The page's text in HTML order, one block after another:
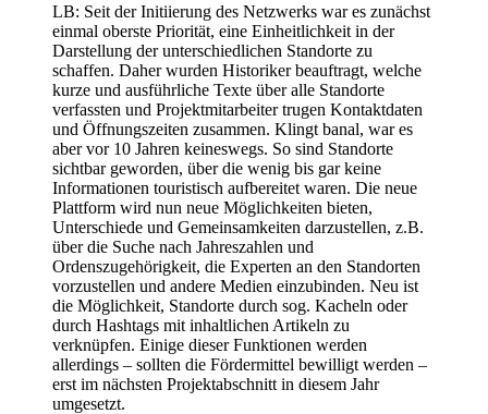
LB: Seit der Initiierung des Netzwerks war es zunächst
einmal oberste Priorität, eine Einheitlichkeit in der
Darstellung der unterschiedlichen Standorte zu
schaffen. Daher wurden Historiker beauftragt, welche
kurze und ausführliche Texte über alle Standorte
verfassten und Projektmitarbeiter trugen Kontaktdaten
und Öffnungszeiten zusammen. Klingt banal, war es
aber vor 10 Jahren keineswegs. So sind Standorte
sichtbar geworden, über die wenig bis gar keine
Informationen touristisch aufbereitet waren. Die neue
Plattform wird nun neue Möglichkeiten bieten,
Unterschiede und Gemeinsamkeiten darzustellen, z.B.
über die Suche nach Jahreszahlen und
Ordenszugehörigkeit, die Experten an den Standorten
vorzustellen und andere Medien einzubinden. Neu ist
die Möglichkeit, Standorte durch sog. Kacheln oder
durch Hashtags mit inhaltlichen Artikeln zu
verknüpfen. Einige dieser Funktionen werden
allerdings – sollten die Fördermittel bewilligt werden –
erst im nächsten Projektabschnitt in diesem Jahr
umgesetzt.